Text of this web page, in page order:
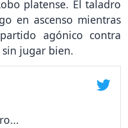
platense. El taladro
en ascenso mientras
agónico contra
jugar bien.